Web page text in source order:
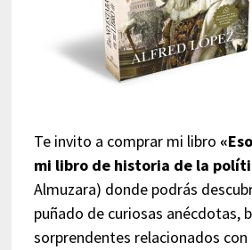
Te invito a comprar mi libro
mi libro de historia de la
Almuzara) donde podrás
puñado de curiosas anécdotas,
sorprendentes relacionados